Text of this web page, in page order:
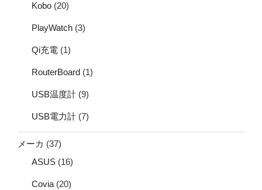
Kobo (20)
PlayWatch (3)
Qi充電 (1)
RouterBoard (1)
USB温度計 (9)
USB電力計 (7)
メーカ (37)
ASUS (16)
Covia (20)